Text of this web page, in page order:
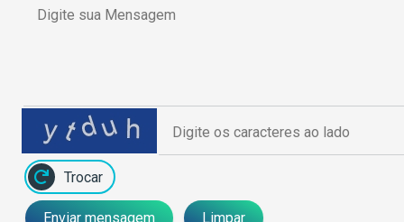
Trocar
Enviar mensagem Limpar